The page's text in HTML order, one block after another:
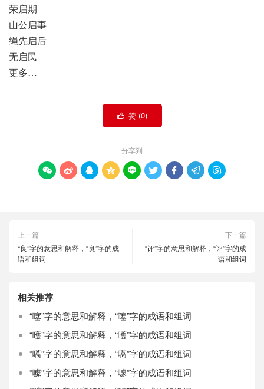
荣启期
山公启事
绳先启后
无启民
更多…
 赞 (0)
分享到
        
上一篇
“良”字的意思和解释，“良”字的成
语和组词
下一篇
“评”字的意思和解释，“评”字的成
语和组词
相关推荐
“噻”字的意思和解释，“噻”字的成语和组词
“嚄”字的意思和解释，“嚄”字的成语和组词
“嚆”字的意思和解释，“嚆”字的成语和组词
“噱”字的意思和解释，“噱”字的成语和组词